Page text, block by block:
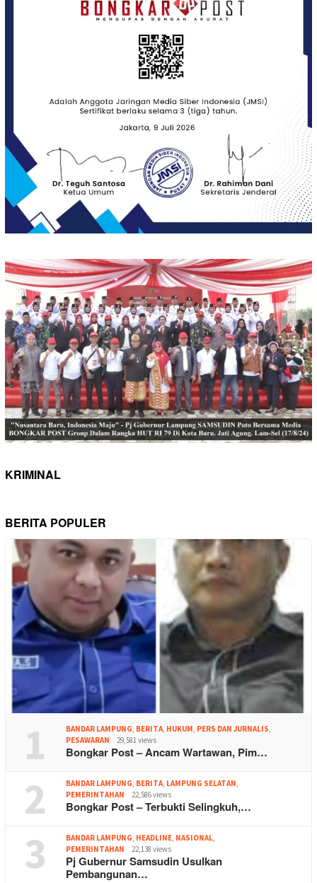
KRIMINAL
BERITA POPULER
1 BANDAR LAMPUNG, BERITA, HUKUM, PERS DAN JURNALIS,
PESAWARAN
29,581 views
Bongkar Post – Ancam Wartawan, Pim…
2 BANDAR LAMPUNG, BERITA, LAMPUNG SELATAN,
PEMERINTAHAN
22,586 views
Bongkar Post – Terbukti Selingkuh,…
3 BANDAR LAMPUNG, HEADLINE, NASIONAL,
PEMERINTAHAN
22,138 views
Pj Gubernur Samsudin Usulkan
Pembangunan…